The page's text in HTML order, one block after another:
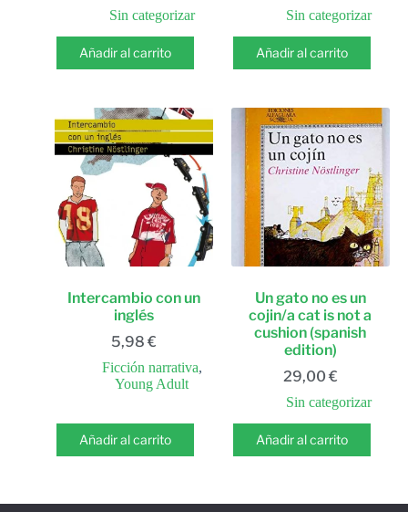
Sin categorizar
Añadir al carrito
Sin categorizar
Añadir al carrito
Intercambio con un
inglés
5,98 €
Ficción narrativa,
Young Adult
Añadir al carrito
Un gato no es un
cojin/a cat is not a
cushion (spanish
edition)
29,00 €
Sin categorizar
Añadir al carrito